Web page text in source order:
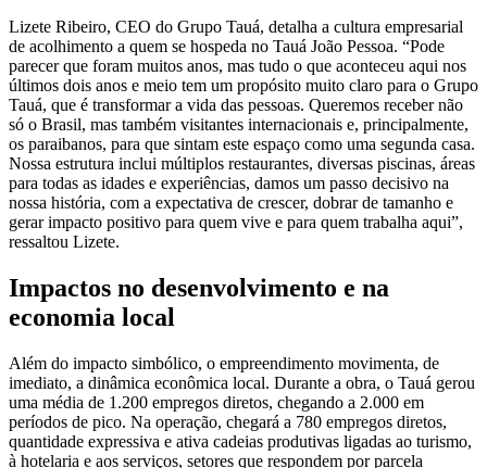
Lizete Ribeiro, CEO do Grupo Tauá, detalha a cultura empresarial
de acolhimento a quem se hospeda no Tauá João Pessoa. “Pode
parecer que foram muitos anos, mas tudo o que aconteceu aqui nos
últimos dois anos e meio tem um propósito muito claro para o Grupo
Tauá, que é transformar a vida das pessoas. Queremos receber não
só o Brasil, mas também visitantes internacionais e, principalmente,
os paraibanos, para que sintam este espaço como uma segunda casa.
Nossa estrutura inclui múltiplos restaurantes, diversas piscinas, áreas
para todas as idades e experiências, damos um passo decisivo na
nossa história, com a expectativa de crescer, dobrar de tamanho e
gerar impacto positivo para quem vive e para quem trabalha aqui”,
ressaltou Lizete.
Impactos no desenvolvimento e na
economia local
Além do impacto simbólico, o empreendimento movimenta, de
imediato, a dinâmica econômica local. Durante a obra, o Tauá gerou
uma média de 1.200 empregos diretos, chegando a 2.000 em
períodos de pico. Na operação, chegará a 780 empregos diretos,
quantidade expressiva e ativa cadeias produtivas ligadas ao turismo,
à hotelaria e aos serviços, setores que respondem por parcela